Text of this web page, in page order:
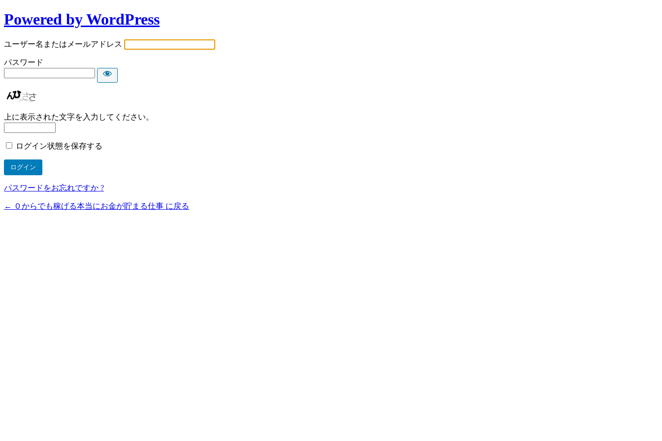
Powered by WordPress
ユーザー名またはメールアドレス
パスワード
上に表示された文字を入力してください。
ログイン状態を保存する
パスワードをお忘れですか ?
← ０からでも稼げる本当にお金が貯まる仕事 に戻る